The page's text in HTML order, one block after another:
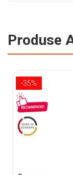
Produse
-35%